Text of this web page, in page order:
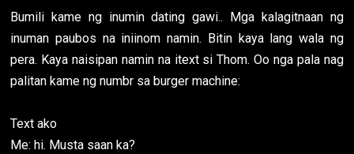
Bumili kame ng inumin dating gawi.. Mga kalagitnaan ng
inuman paubos na iniinom namin. Bitin kaya lang wala ng
pera. Kaya naisipan namin na itext si Thom. Oo nga pala nag
palitan kame ng numbr sa burger machine:
Text ako
Me: hi. Musta saan ka?